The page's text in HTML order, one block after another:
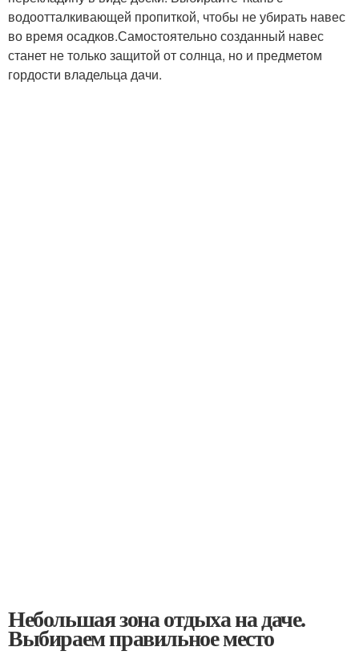
водоотталкивающей пропиткой, чтобы не убирать навес
во время осадков.Самостоятельно созданный навес
станет не только защитой от солнца, но и предметом
гордости владельца дачи.
Небольшая зона отдыха на даче.
Выбираем правильное место